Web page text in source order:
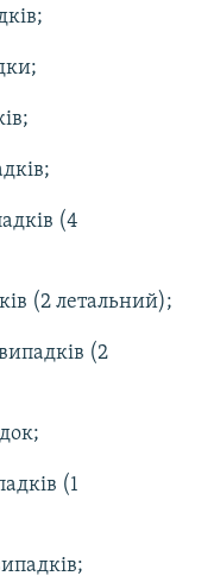
(4
(2 летальний);
(2
(1